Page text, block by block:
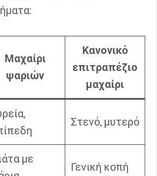
Μαχαίρι
ψαριών
Κανονικό
επιτραπέζιο
μαχαίρι
Στενό, μυτερό
με
Γενική κοπή